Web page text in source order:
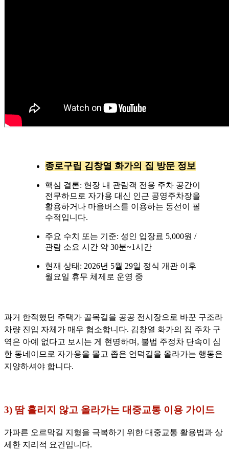
종로구립 김창열 화가의 집 방문 정보
핵심 결론: 현장 내 관람객 전용 주차 공간이
전무하므로 자가용 대신 인근 공영주차장을
활용하거나 마을버스를 이용하는 동선이 필
수적입니다.
주요 수치 또는 기준: 성인 입장료 5,000원 /
관람 소요 시간 약 30분~1시간
현재 상태: 2026년 5월 29일 정식 개관 이후
월요일 휴무 체제로 운영 중
과거 한적했던 주택가 골목길을 공공 전시장으로 바꾼 구조라
차량 진입 자체가 매우 협소합니다. 김창열 화가의 집 주차 구
역은 아예 없다고 보시는 게 현명하며, 불법 주정차 단속이 심
한 동네이므로 자가용을 몰고 좁은 언덕길을 올라가는 행동은
지양하셔야 합니다.
3) 땀 흘리지 않고 올라가는 대중교통 이용 가이드
가파른 오르막길 지형을 극복하기 위한 대중교통 활용법과 상
세한 지리적 요건입니다.